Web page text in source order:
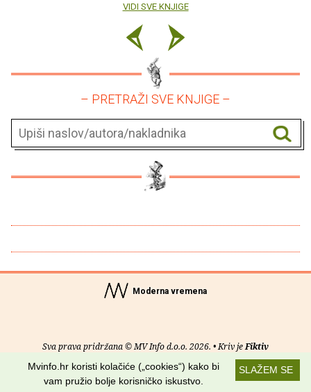
VIDI SVE KNJIGE
– PRETRAŽI SVE KNJIGE –
Moderna vremena
Sva prava pridržana © MV Info d.o.o. 2026. • Kriv jeFiktiv
Uvjeti korištenja RSS kanaliSLAŽEM SE
Mvinfo.hr koristi kolačiće („cookies“) kako bi
vam pružio bolje korisničko iskustvo.